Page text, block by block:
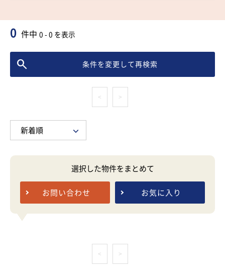
0 件中 0 - 0 を表示
条件を変更して再検索
< >
選択した物件をまとめて
お問い合わせ お気に入り
< >